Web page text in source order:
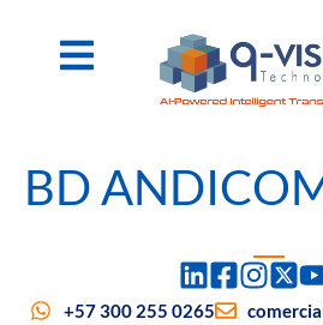
BD
+57 300 255 0265